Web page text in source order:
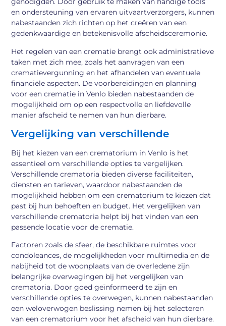
en ondersteuning van ervaren uitvaartverzorgers, kunnen
nabestaanden zich richten op het creëren van een
gedenkwaardige en betekenisvolle afscheidsceremonie.
Het regelen van een crematie brengt ook administratieve
taken met zich mee, zoals het aanvragen van een
crematievergunning en het afhandelen van eventuele
financiële aspecten. De voorbereidingen en planning
voor een crematie in Venlo bieden nabestaanden de
mogelijkheid om op een respectvolle en liefdevolle
manier afscheid te nemen van hun dierbare.
Vergelijking van verschillende
Bij het kiezen van een crematorium in Venlo is het
essentieel om verschillende opties te vergelijken.
Verschillende crematoria bieden diverse faciliteiten,
diensten en tarieven, waardoor nabestaanden de
mogelijkheid hebben om een crematorium te kiezen dat
past bij hun behoeften en budget. Het vergelijken van
verschillende crematoria helpt bij het vinden van een
passende locatie voor de crematie.
Factoren zoals de sfeer, de beschikbare ruimtes voor
condoleances, de mogelijkheden voor multimedia en de
nabijheid tot de woonplaats van de overledene zijn
belangrijke overwegingen bij het vergelijken van
crematoria. Door goed geïnformeerd te zijn en
verschillende opties te overwegen, kunnen nabestaanden
een weloverwogen beslissing nemen bij het selecteren
van een crematorium voor het afscheid van hun dierbare.